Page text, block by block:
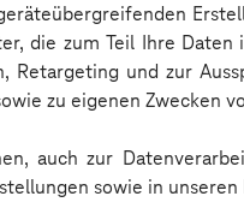
die zum Teil Ihre
Retargeting und zur
zu eigenen Zwecken
auch zur
sowie in